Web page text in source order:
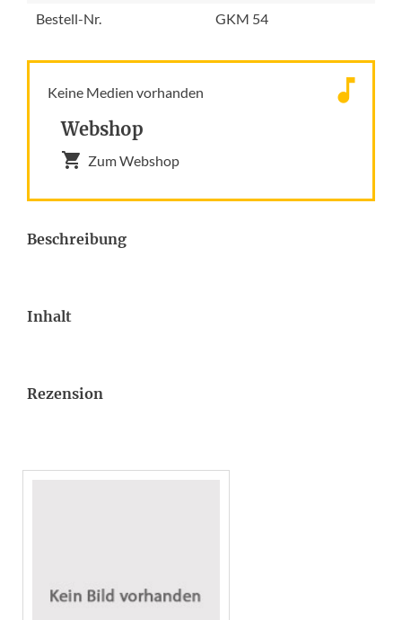
Bestell-Nr.
GKM 54
Keine Medien vorhanden
Webshop
Zum Webshop
Beschreibung
Inhalt
Rezension